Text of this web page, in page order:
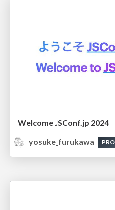
Welcome JSConf.jp 2024
yosuke_furukawa
PRO